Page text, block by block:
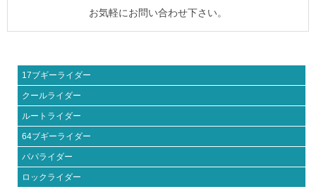
お気軽にお問い合わせ下さい。
17ブギーライダー
クールライダー
ルートライダー
64ブギーライダー
パパライダー
ロックライダー